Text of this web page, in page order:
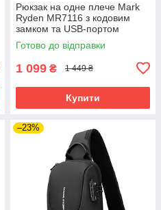
Рюкзак на одне плече Mark
Ryden MR7116 з кодовим
замком та USB-портом
(Чорний)
Готово до відправки
1 099 ₴ 1 449 ₴
Купити
–23%